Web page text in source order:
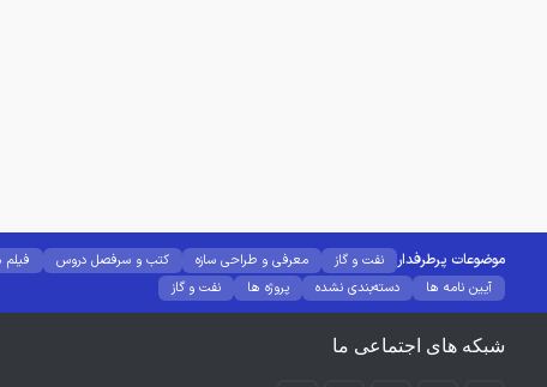
موضوعات پرطرفدار نفت و گاز معرفی و طراحی سازه کتب و سرفصل دروس
آیین نامه ها
دسته‌بندی نشده پروژه ها نفت و گاز
شبکه های اجتماعی ما